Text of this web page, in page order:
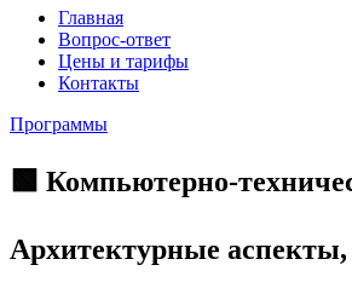
Главная
Вопрос-ответ
Цены и тарифы
Контакты
Программы
🟩 Компьютерно-
Архитектурные аспекты,